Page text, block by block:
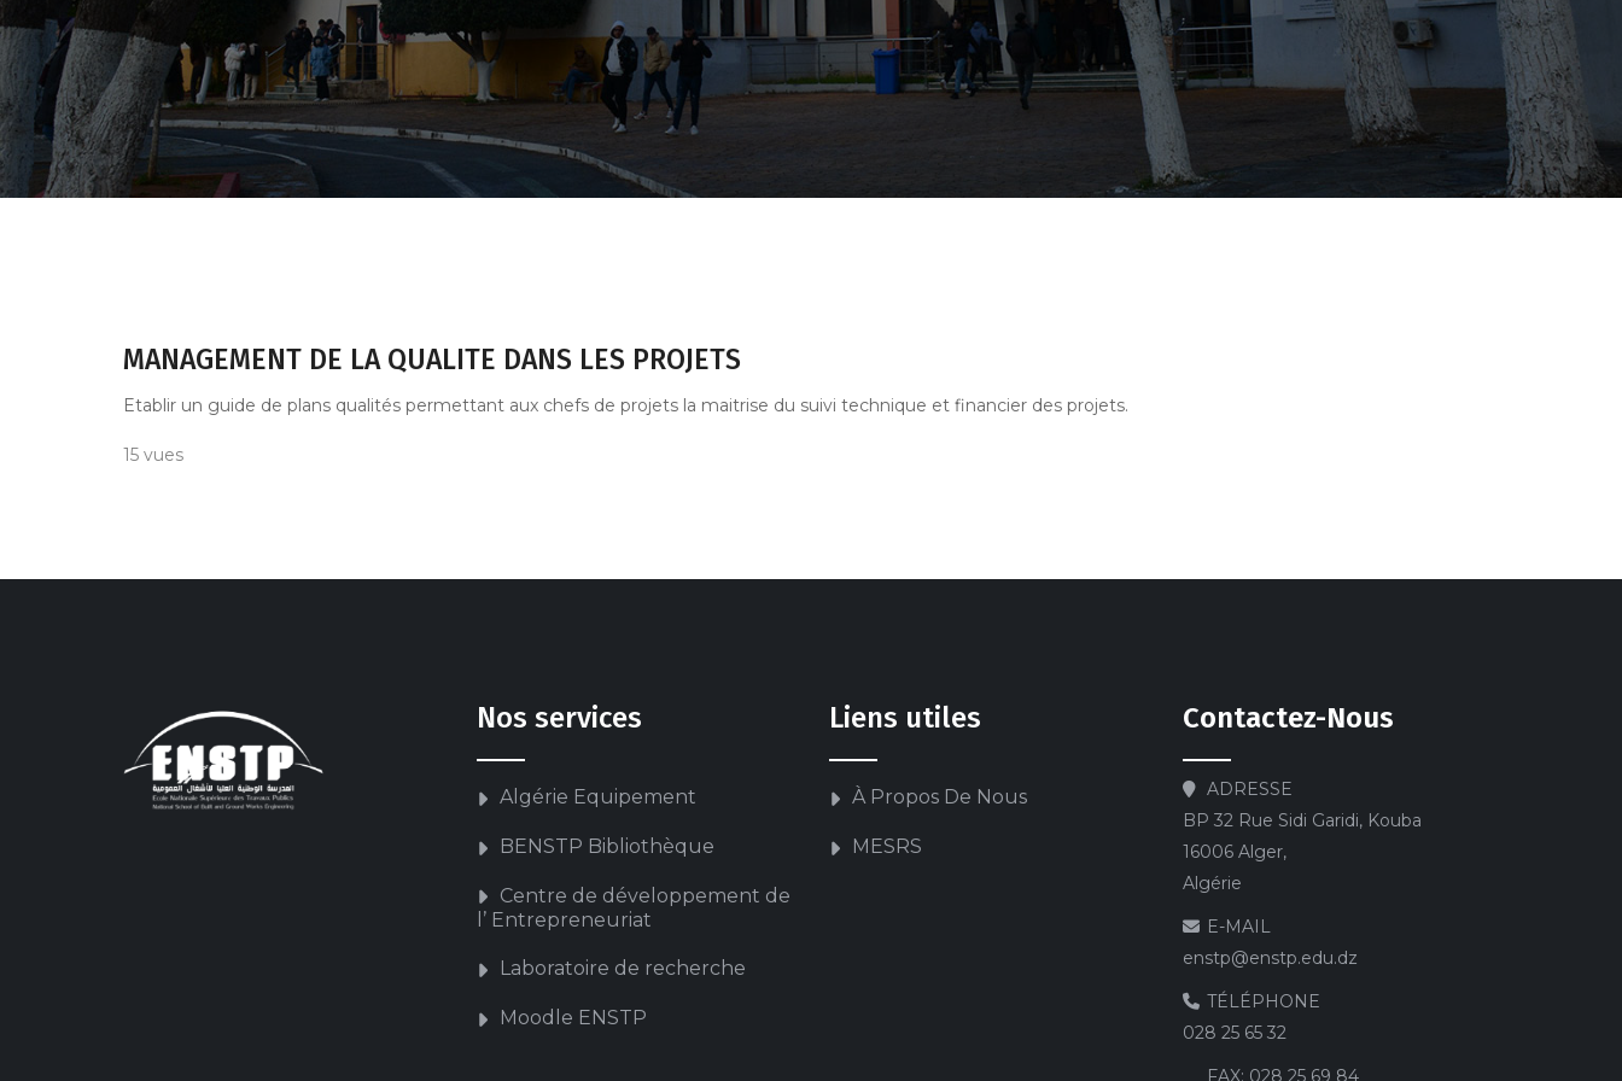
MANAGEMENT DE LA QUALITE DANS LES PROJETS
Etablir un guide de plans qualités permettant aux chefs de projets la maitrise du suivi technique et financier des projets.
15 vues
Nos services
Algérie Equipement
BENSTP Bibliothèque
Centre de développement de
l’ Entrepreneuriat
Laboratoire de recherche
Moodle ENSTP
Liens utiles
À Propos De Nous
MESRS
Contactez-Nous
ADRESSE
BP 32 Rue Sidi Garidi, Kouba
16006 Alger,
Algérie
E-MAIL
enstp@enstp.edu.dz
TÉLÉPHONE
028 25 65 32
FAX: 028 25 69 84